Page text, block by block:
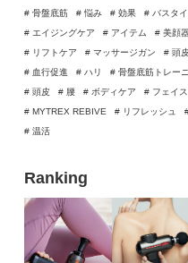
# 骨盤底筋
# 悩み # 効果 # バスタ
# エイジングケア
# アイテム # 美顔
# リフトケア
# マッサージガン # 頭
# 血行促進
# ハリ # 骨盤底筋トレー
# 頭皮
# 腰 # ボディケア # フェイ
# MYTREX REBIVE
# リフレッシュ
# 温活
Ranking